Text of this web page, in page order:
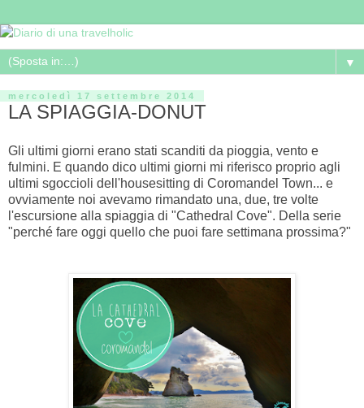
▼
mercoledì 17 settembre 2014
LA SPIAGGIA-DONUT
Gli ultimi giorni erano stati scanditi da pioggia, vento e
fulmini. E quando dico ultimi giorni mi riferisco proprio agli
ultimi sgoccioli dell'housesitting di Coromandel Town... e
ovviamente noi avevamo rimandato una, due, tre volte
l'escursione alla spiaggia di "Cathedral Cove". Della serie
"perché fare oggi quello che puoi fare settimana prossima?"